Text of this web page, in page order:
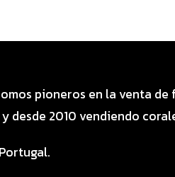
pioneros en la venta de
desde 2010 vendiendo